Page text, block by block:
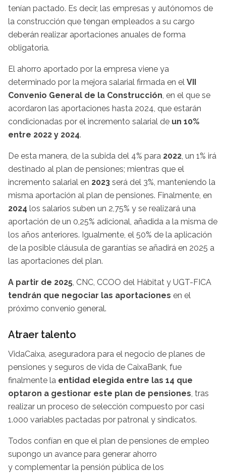
tenían pactado. Es decir, las empresas y autónomos de
la construcción que tengan empleados a su cargo
deberán realizar aportaciones anuales de forma
obligatoria.
El ahorro aportado por la empresa viene ya
determinado por la mejora salarial firmada en el VII
Convenio General de la Construcción, en el que se
acordaron las aportaciones hasta 2024, que estarán
condicionadas por el incremento salarial de un 10%
entre 2022 y 2024.
De esta manera, de la subida del 4% para 2022, un 1% irá
destinado al plan de pensiones; mientras que el
incremento salarial en 2023 será del 3%, manteniendo la
misma aportación al plan de pensiones. Finalmente, en
2024 los salarios suben un 2,75% y se realizará una
aportación de un 0,25% adicional, añadida a la misma de
los años anteriores. Igualmente, el 50% de la aplicación
de la posible cláusula de garantías se añadirá en 2025 a
las aportaciones del plan.
A partir de 2025, CNC, CCOO del Hábitat y UGT-FICA
tendrán que negociar las aportaciones en el
próximo convenio general.
Atraer talento
VidaCaixa, aseguradora para el negocio de planes de
pensiones y seguros de vida de CaixaBank, fue
finalmente la entidad elegida entre las 14 que
optaron a gestionar este plan de pensiones, tras
realizar un proceso de selección compuesto por casi
1.000 variables pactadas por patronal y sindicatos.
Todos confían en que el plan de pensiones de empleo
supongo un avance para generar ahorro
y complementar la pensión pública de los